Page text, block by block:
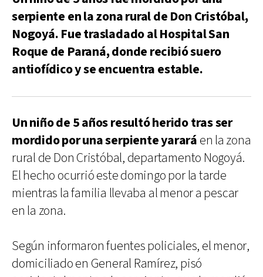
serpiente en la zona rural de Don Cristóbal,
Nogoyá. Fue trasladado al Hospital San
Roque de Paraná, donde recibió suero
antiofídico y se encuentra estable.
Un niño de 5 años resultó herido tras ser
mordido por una serpiente yarará en la zona
rural de Don Cristóbal, departamento Nogoyá.
El hecho ocurrió este domingo por la tarde
mientras la familia llevaba al menor a pescar
en la zona.
Según informaron fuentes policiales, el menor,
domiciliado en General Ramírez, pisó